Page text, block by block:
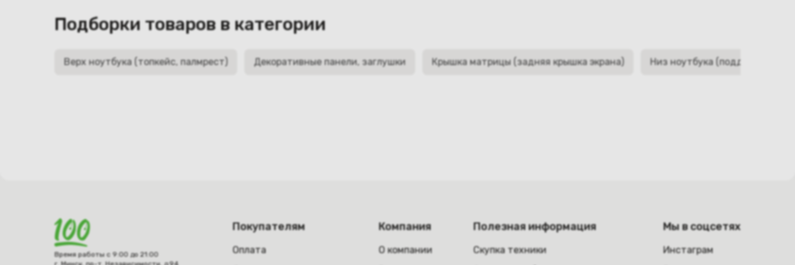
Подборки товаров в категории
Верх ноутбука (топкейс, палмрест) Декоративные панели, заглушки Крышка матрицы (задняя крышка экрана) Низ ноутбука (поддон,
Время работы с 9:00 до 21:00
Покупателям
Оплата
Компания
О компании
Полезная информация
Скупка техники
Мы в соцсетях
Инстаграм